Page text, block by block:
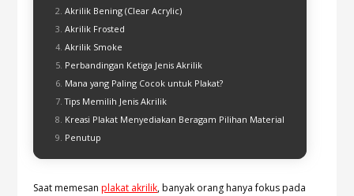
Akrilik Bening (Clear Acrylic)
Akrilik Frosted
Akrilik Smoke
Perbandingan Ketiga Jenis Akrilik
Mana yang Paling Cocok untuk Plakat?
Tips Memilih Jenis Akrilik
Kreasi Plakat Menyediakan Beragam Pilihan Material
Penutup
Saat memesanplakat akrilik, banyak orang hanya fokus pada